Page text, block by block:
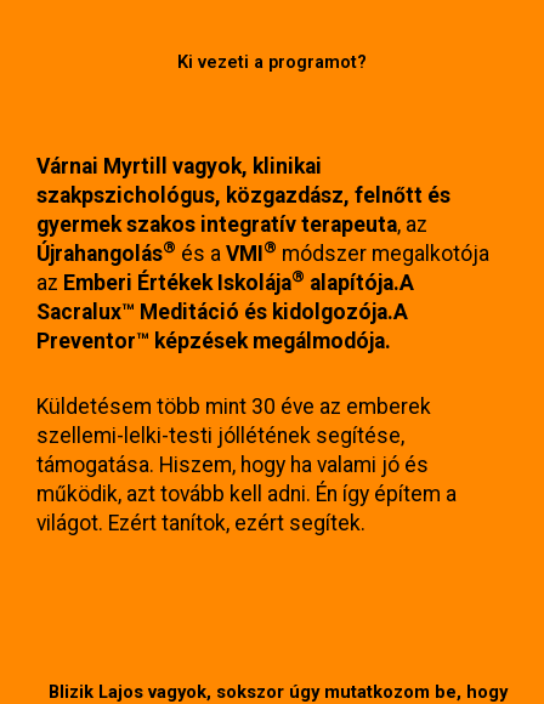
Ki vezeti a programot?
Várnai Myrtill vagyok, klinikai
szakpszichológus, közgazdász, felnőtt és
gyermek szakos integratív terapeuta, az
Újrahangolás® és a VMI® módszer megalkotója
az Emberi Értékek Iskolája® alapítója.A
Sacralux™ Meditáció és kidolgozója.A
Preventor™ képzések megálmodója.
Küldetésem több mint 30 éve az emberek
szellemi-lelki-testi jóllétének segítése,
támogatása. Hiszem, hogy ha valami jó és
működik, azt tovább kell adni. Én így építem a
világot. Ezért tanítok, ezért segítek.
Blizik Lajos vagyok, sokszor úgy mutatkozom be, hogy